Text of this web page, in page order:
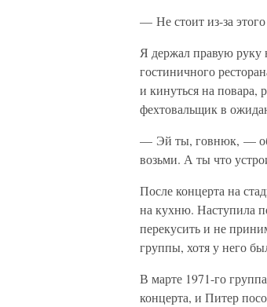
— Не стоит из-за
Я держал правую руку
гостиничного
и кинуться на повара,
фехтовальщик в
— Эй ты, говнюк, —
возьми. А ты что
После концерта на
на кухню. Наступила
перекусить и не
группы, хотя у него
В марте 1971-го
концерта, и Питер